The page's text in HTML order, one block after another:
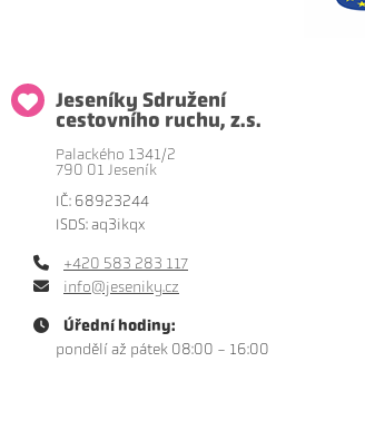
Jeseníky Sdružení
cestovního ruchu, z.s.
Palackého 1341/2
790 01 Jeseník
IČ: 68923244
ISDS: aq3ikqx
+420 583 283 117
info@jeseniky.cz
Úřední hodiny:
pondělí až pátek 08:00 - 16:00